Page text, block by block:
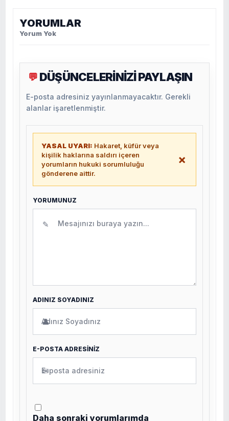
YORUMLAR
Yorum Yok
💬 DÜŞÜNCELERİNİZİ PAYLAŞIN
E-posta adresiniz yayınlanmayacaktır. Gerekli
alanlar işaretlenmiştir.
YASAL UYARI: Hakaret, küfür veya
kişilik haklarına saldırı içeren
yorumların hukuki sorumluluğu
gönderene aittir.
×
YORUMUNUZ
✎
ADINIZ SOYADINIZ
👤
E-POSTA ADRESİNİZ
✉
Daha sonraki yorumlarımda